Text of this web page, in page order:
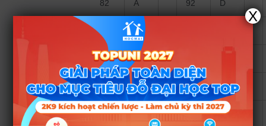
82 A 92 D
D
84 A
85 B 95 C
86 C 96 B
X